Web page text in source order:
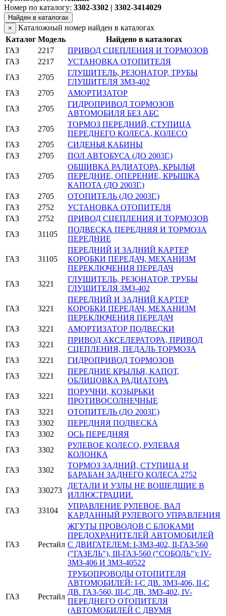
Номер по каталогу: 3302-3302 | 3302-3414029
Найден в каталогах
×
Каталожный номер найден в каталогах
Каталог Модель
Найдено в каталогах
ГАЗ
2217
ПРИВОД СЦЕПЛЕНИЯ И ТОРМОЗОВ
ГАЗ
2217
УСТАНОВКА ОТОПИТЕЛЯ
ГАЗ
2705
ГЛУШИТЕЛЬ, РЕЗОНАТОР, ТРУБЫ
ГЛУШИТЕЛЯ ЗМЗ-402
ГАЗ
2705
АМОРТИЗАТОР
ГАЗ
2705
ГИДРОПРИВОД ТОРМОЗОВ
АВТОМОБИЛЯ БЕЗ АБС
ГАЗ
2705
ТОРМОЗ ПЕРЕДНИЙ, СТУПИЦА
ПЕРЕДНЕГО КОЛЕСА, КОЛЕСО
ГАЗ
2705
СИДЕНЬЯ КАБИНЫ
ГАЗ
2705 ПОЛ АВТОБУСА (ДО 2003Г.)
ГАЗ 2705
ОБШИВКА РАДИАТОРА, КРЫЛЬЯ
ПЕРЕДНИЕ, ОПЕРЕНИЕ, КРЫШКА
КАПОТА (ДО 2003Г.)
ГАЗ
2705
ОТОПИТЕЛЬ (ДО 2003Г.)
ГАЗ
2752
УСТАНОВКА ОТОПИТЕЛЯ
ГАЗ
2752
ПРИВОД СЦЕПЛЕНИЯ И ТОРМОЗОВ
ГАЗ
31105
ПОДВЕСКА ПЕРЕДНЯЯ И ТОРМОЗА
ПЕРЕДНИЕ
ГАЗ 31105
ПЕРЕДНИЙ И ЗАДНИЙ КАРТЕР
КОРОБКИ ПЕРЕДАЧ, МЕХАНИЗМ
ПЕРЕКЛЮЧЕНИЯ ПЕРЕДАЧ
ГАЗ
3221
ГЛУШИТЕЛЬ, РЕЗОНАТОР, ТРУБЫ
ГЛУШИТЕЛЯ ЗМЗ-402
ГАЗ 3221
ПЕРЕДНИЙ И ЗАДНИЙ КАРТЕР
КОРОБКИ ПЕРЕДАЧ, МЕХАНИЗМ
ПЕРЕКЛЮЧЕНИЯ ПЕРЕДАЧ
ГАЗ
3221
АМОРТИЗАТОР ПОДВЕСКИ
ГАЗ
3221
ПРИВОД АКСЕЛЕРАТОРА, ПРИВОД
СЦЕПЛЕНИЯ, ПЕДАЛЬ ТОРМОЗА
ГАЗ
3221
ГИДРОПРИВОД ТОРМОЗОВ
ГАЗ
3221
ПЕРЕДНИЕ КРЫЛЬЯ, КАПОТ,
ОБЛИЦОВКА РАДИАТОРА
ГАЗ
3221
ПОРУЧНИ, КОЗЫРЬКИ
ПРОТИВОСОЛНЕЧНЫЕ
ГАЗ
3221
ОТОПИТЕЛЬ (ДО 2003Г.)
ГАЗ
3302
ПЕРЕДНЯЯ ПОДВЕСКА
ГАЗ
3302
ОСЬ ПЕРЕДНЯЯ
ГАЗ
3302
РУЛЕВОЕ КОЛЕСО, РУЛЕВАЯ
КОЛОНКА
ГАЗ
3302
ТОРМОЗ ЗАДНИЙ, СТУПИЦА И
БАРАБАН ЗАДНЕГО КОЛЕСА 2752
ГАЗ
330273
ДЕТАЛИ И УЗЛЫ НЕ ВОШЕДШИЕ В
ИЛЛЮСТРАЦИИ.
ГАЗ
33104
УПРАВЛЕНИЕ РУЛЕВОЕ, ВАЛ
КАРДАННЫЙ РУЛЕВОГО УПРАВЛЕНИЯ
ГАЗ Рестайл
ЖГУТЫ ПРОВОДОВ С БЛОКАМИ
ПРЕДОХРАНИТЕЛЕЙ АВТОМОБИЛЕЙ
С ДВИГАТЕЛЕМ: I-ЗМЗ-402, II-ГАЗ-560
("ГАЗЕЛЬ"), III-ГАЗ-560 ("СОБОЛЬ"): IV-
ЗМЗ-406 И ЗМЗ-40522
ГАЗ Рестайл
ТРУБОПРОВОДЫ ОТОПИТЕЛЯ
АВТОМОБИЛЕЙ: I-С ДВ. ЗМЗ-406, II-С
ДВ. ГАЗ-560, III-С ДВ. ЗМЗ-402, IV-
ПЕРЕДНЕГО ОТОПИТЕЛЯ
(АВТОМОБИЛЕЙ С ДВУМЯ